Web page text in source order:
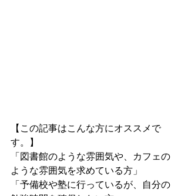
【この記事はこんな方にオススメで
す。】
「図書館のような雰囲気や、カフェの
ような雰囲気を求めている方」
「予備校や塾に行っているが、自分の